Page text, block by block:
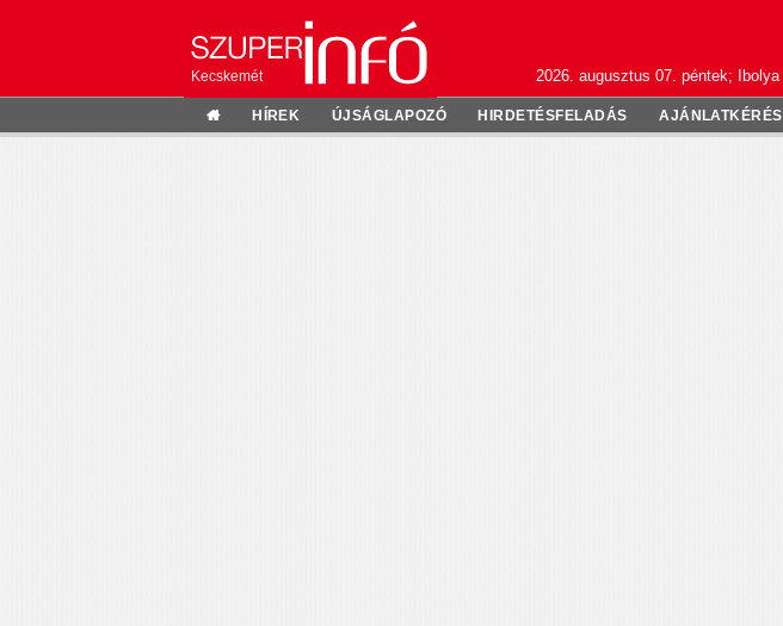
Kecskemét 2026. augusztus 07. péntek; Ibolya
HÍREK ÚJSÁGLAPOZÓ HIRDETÉSFELADÁS AJÁNLATKÉRÉS